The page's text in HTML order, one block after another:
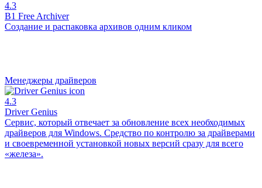
4.3
B1 Free Archiver
Создание и распаковка архивов одним кликом
Менеджеры драйверов
4.3
Driver Genius
Сервис, который отвечает за обновление всех необходимых
драйверов для Windows. Средство по контролю за драйверами
и своевременной установкой новых версий сразу для всего
«железа».